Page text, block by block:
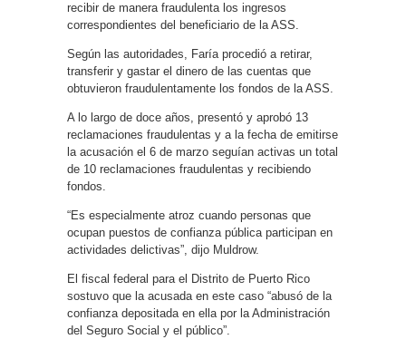
recibir de manera fraudulenta los ingresos
correspondientes del beneficiario de la ASS.
Según las autoridades, Faría procedió a retirar,
transferir y gastar el dinero de las cuentas que
obtuvieron fraudulentamente los fondos de la ASS.
A lo largo de doce años, presentó y aprobó 13
reclamaciones fraudulentas y a la fecha de emitirse
la acusación el 6 de marzo seguían activas un total
de 10 reclamaciones fraudulentas y recibiendo
fondos.
“Es especialmente atroz cuando personas que
ocupan puestos de confianza pública participan en
actividades delictivas”, dijo Muldrow.
El fiscal federal para el Distrito de Puerto Rico
sostuvo que la acusada en este caso “abusó de la
confianza depositada en ella por la Administración
del Seguro Social y el público”.